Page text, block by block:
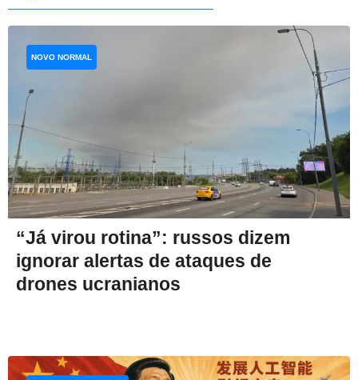
“Já virou rotina”: russos dizem
ignorar alertas de ataques de
drones ucranianos
NOVO NORMAL